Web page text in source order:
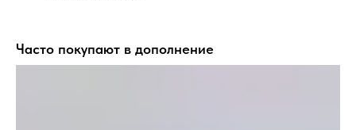
Часто покупают в дополнение